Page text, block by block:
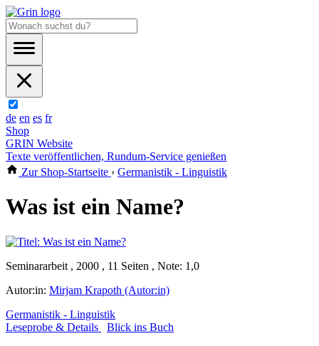
de en es fr
Shop
GRIN Website
Texte veröffentlichen, Rundum-Service genießen
Zur Shop-Startseite › Germanistik - Linguistik
Was ist ein Name?
Seminararbeit , 2000 , 11 Seiten , Note: 1,0
Autor:in: Mirjam Krapoth (Autor:in)
Germanistik - Linguistik
Leseprobe & Details
Blick ins Buch